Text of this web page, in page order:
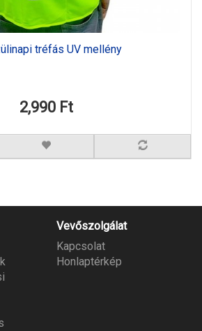
tréfás UV mellény
2,990 Ft
Vevőszolgálat
Kapcsolat
Honlaptérkép